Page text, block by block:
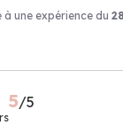
à une expérience du
5/5